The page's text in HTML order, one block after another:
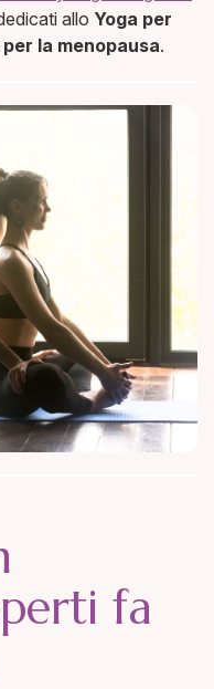
allo Yoga per
per la menopausa.
fa